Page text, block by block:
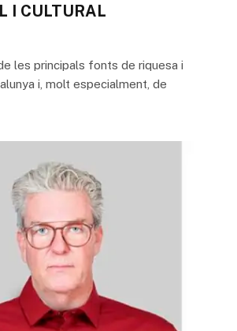
I CULTURAL
les principals fonts de riquesa i
i, molt especialment, de